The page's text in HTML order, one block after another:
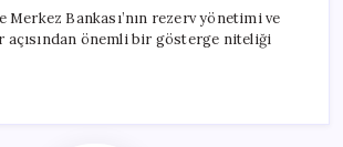
Merkez Bankası’nın rezerv yönetimi ve
önemli bir gösterge niteliği